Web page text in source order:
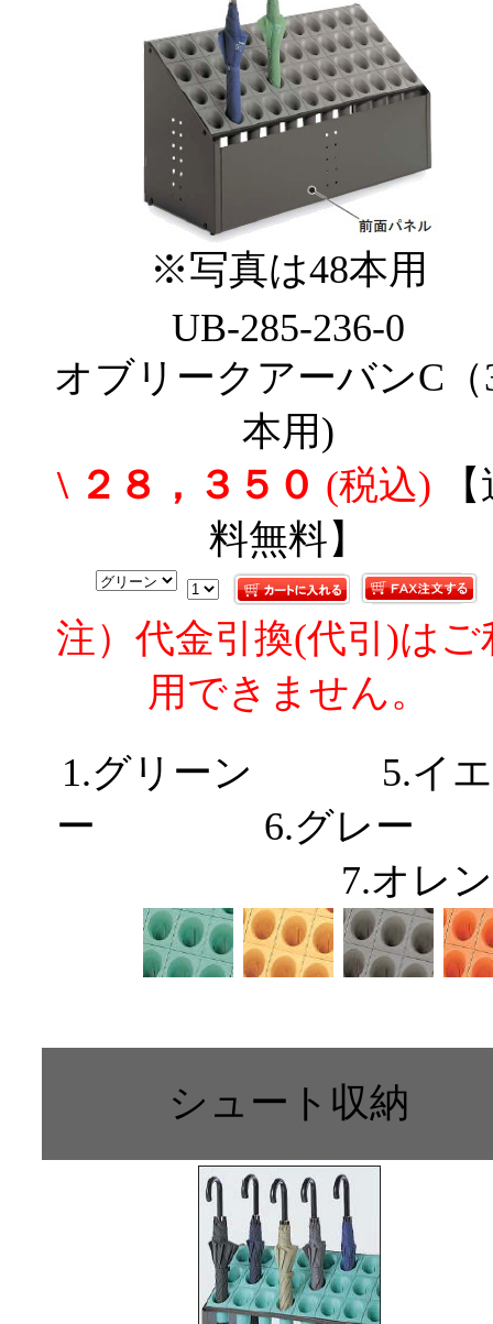
※写真は48本用
UB-285-236-0
オブリークアーバンC（
本用)
\ ２８，３５０ (税込)
料無料】
注）代金引換(代引)はご
用できません。
1.グリーン 5.イエ
ー 6.グレ
7.オレ
シュート収納